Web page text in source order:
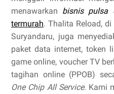
menawarkan bisnis pulsa
termurah. Thalita Reload,
Suryandaru, juga
paket data internet, token
game online, voucher TV
tagihan online (PPOB)
One Chip All Service. Kami